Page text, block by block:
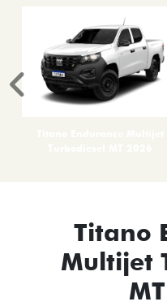
Anterior
Titano
Multijet